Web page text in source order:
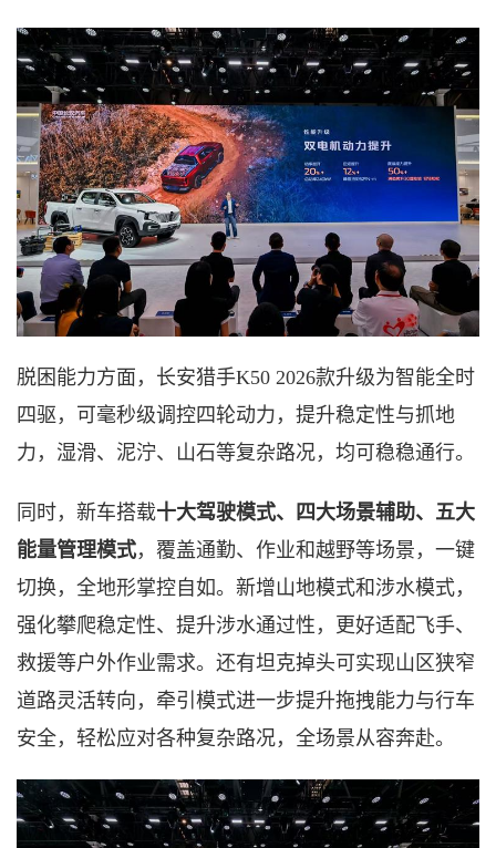
脱困能力方面， 长安猎手K50 2026款升级为智能全时
四驱，可毫秒级调控四轮动力，提升稳定性与抓地
力，湿滑、泥泞、山石等复杂路况，均可稳稳通行。
同时，新车搭载十大驾驶模式、四大场景辅助、五大
能量管理模式，覆盖通勤、作业和越野等场景，一键
切换，全地形掌控自如。新增山地模式和涉水模式，
强化攀爬稳定性、提升涉水通过性， 更好适配飞手、
救援等户外作业需求。还有坦克掉头可实现山区狭窄
道路灵活转向，牵引模式进一步提升拖拽能力与行车
安全，轻松应对各种复杂路况，全场景从容奔赴。